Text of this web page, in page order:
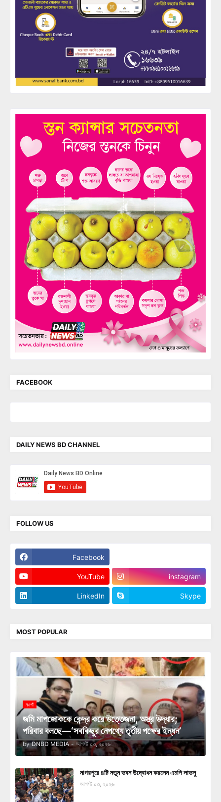
FACEBOOK
DAILY NEWS BD CHANNEL
FOLLOW US
Facebook
YouTube instagram
LinkedIn Skype
MOST POPULAR
নওগাঁ
জমি মাপজোককে কেন্দ্র করে উত্তেজনা, অস্ত্র উদ্ধার;
পরিবার বলছে—‘সবকিছুর নেপথ্যে তৃতীয় পক্ষের ইন্ধন’
by DNBD MEDIA - আগস্ট ০৩, ২০২৬
নাগরপুরে ৪টি নতুন ভবন উদ্বোধন করলেন এমপি লাভলু
আগস্ট ০৩, ২০২৬